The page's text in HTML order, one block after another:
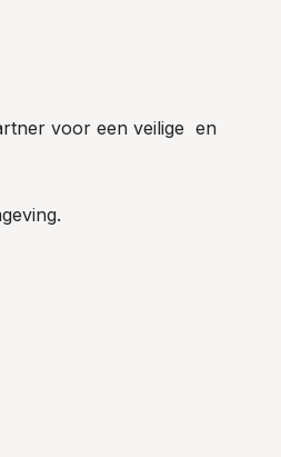
voor een veilige en